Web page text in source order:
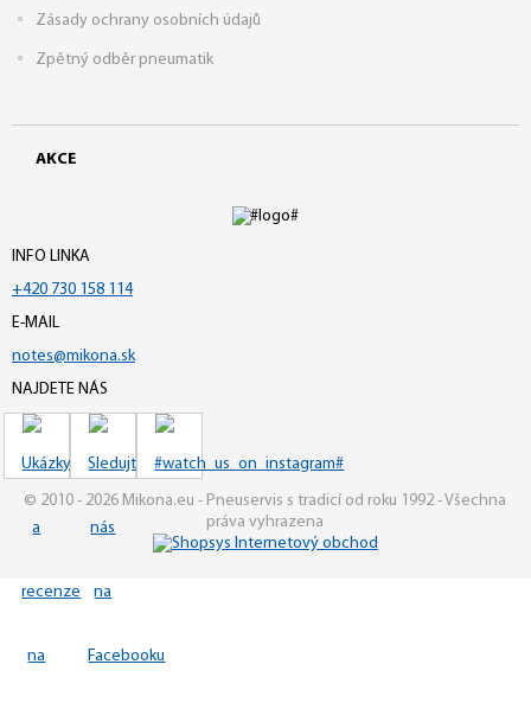
Zásady ochrany osobních údajů
Zpětný odběr pneumatik
AKCE
INFO LINKA
+420 730 158 114
E-MAIL
notes@mikona.sk
NAJDETE NÁS
© 2010 - 2026 Mikona.eu - Pneuservis s tradicí od roku 1992 - Všechna
práva vyhrazena